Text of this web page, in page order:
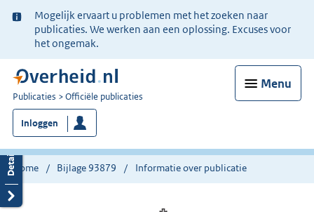
Ter
informatie:
Mogelijk ervaart u problemen met het zoeken naar
publicaties. We werken aan een oplossing. Excuses voor
het ongemak.
Menu
U
bent
nu
hier:
Publicaties Officiële publicaties
Inloggen
Home Bijlage 93879 Informatie over publicatie